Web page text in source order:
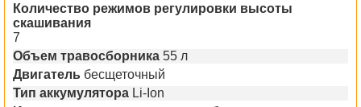
Количество режимов регулировки высоты
скашивания
7
Объем травосборника 55 л
Двигатель бесщеточный
Тип аккумулятора Li-Ion